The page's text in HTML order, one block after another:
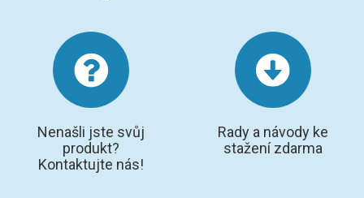
Nenašli jste svůj
produkt?
Kontaktujte nás!
Rady a návody ke
stažení zdarma